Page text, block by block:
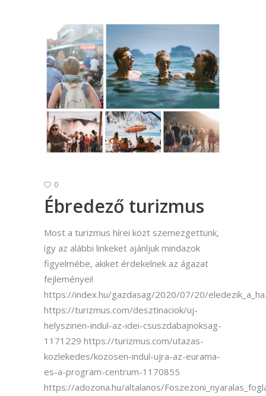
0
Ébredező turizmus
Most a turizmus hírei közt szemezgettünk,
így az alábbi linkeket ajánljuk mindazok
figyelmébe, akiket érdekelnek az ágazat
fejleményei!
https://index.hu/gazdasag/2020/07/20/
https://turizmus.com/desztinaciok/uj-
helyszinen-indul-az-idei-csuszdabajnoksag-
1171229 https://turizmus.com/utazas-
kozlekedes/kozosen-indul-ujra-az-eurama-
es-a-program-centrum-1170855
https://adozona.hu/altalanos/